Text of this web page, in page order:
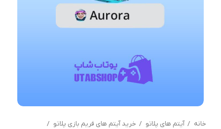
خانه آیتم های پلاتو
خرید آیتم های فریم بازی پلاتو